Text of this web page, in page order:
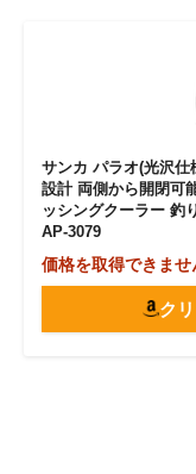
サンカ パラオ(光沢
設計 両側から開閉可
ッシングクーラー 釣
AP-3079
価格を取得できませ
ク